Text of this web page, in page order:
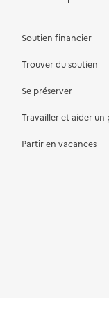
Soutien financier
Trouver du soutien
Se préserver
Travailler et aider un
Partir en vacances